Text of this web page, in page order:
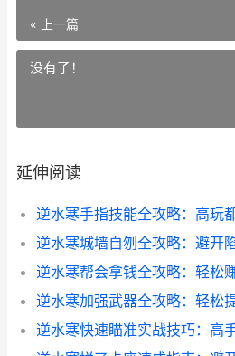
« 上一篇
没有了！
延伸阅读
逆水寒快速瞄准实战技巧：高